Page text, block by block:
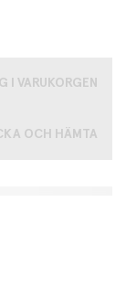
I VARUKORGEN
OCH HÄMTA